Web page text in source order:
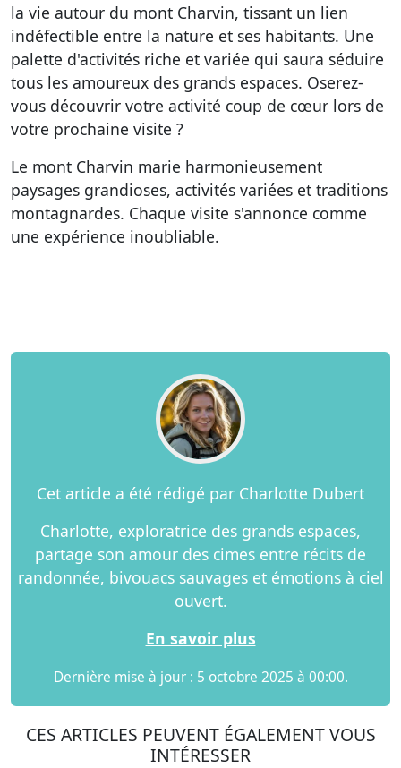
la vie autour du mont Charvin, tissant un lien
indéfectible entre la nature et ses habitants. Une
palette d'activités riche et variée qui saura séduire
tous les amoureux des grands espaces. Oserez-
vous découvrir votre activité coup de cœur lors de
votre prochaine visite ?
Le mont Charvin marie harmonieusement
paysages grandioses, activités variées et traditions
montagnardes. Chaque visite s'annonce comme
une expérience inoubliable.
Cet article a été rédigé par Charlotte Dubert
Charlotte, exploratrice des grands espaces,
partage son amour des cimes entre récits de
randonnée, bivouacs sauvages et émotions à ciel
ouvert.
En savoir plus
Dernière mise à jour : 5 octobre 2025 à 00:00.
CES ARTICLES PEUVENT ÉGALEMENT VOUS
INTÉRESSER